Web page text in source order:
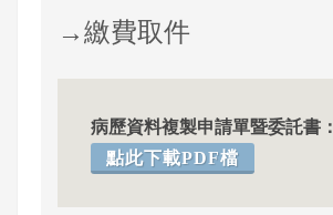
→繳費取件
病歷資料複製申請單暨委託書：
點此下載PDF檔